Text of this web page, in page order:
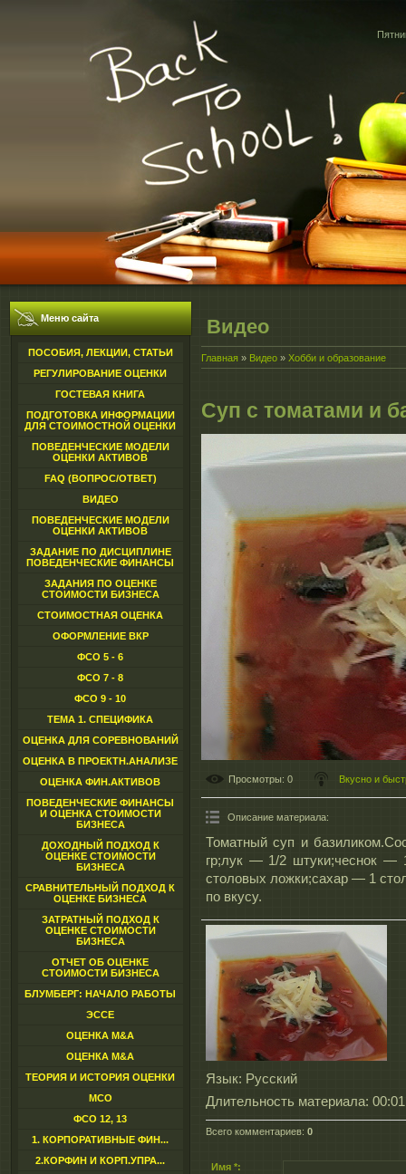
Меню сайта
ПОСОБИЯ, ЛЕКЦИИ, СТАТЬИ
РЕГУЛИРОВАНИЕ ОЦЕНКИ
ГОСТЕВАЯ КНИГА
ПОДГОТОВКА ИНФОРМАЦИИ
ДЛЯ СТОИМОСТНОЙ ОЦЕНКИ
ПОВЕДЕНЧЕСКИЕ МОДЕЛИ
ОЦЕНКИ АКТИВОВ
FAQ (ВОПРОС/ОТВЕТ)
ВИДЕО
ПОВЕДЕНЧЕСКИЕ МОДЕЛИ
ОЦЕНКИ АКТИВОВ
ЗАДАНИЕ ПО ДИСЦИПЛИНЕ
ПОВЕДЕНЧЕСКИЕ ФИНАНСЫ
ЗАДАНИЯ ПО ОЦЕНКЕ
СТОИМОСТИ БИЗНЕСА
СТОИМОСТНАЯ ОЦЕНКА
ОФОРМЛЕНИЕ ВКР
ФСО 5 - 6
ФСО 7 - 8
ФСО 9 - 10
ТЕМА 1. СПЕЦИФИКА
ОЦЕНКА ДЛЯ СОРЕВНОВАНИЙ
ОЦЕНКА В ПРОЕКТН.АНАЛИЗЕ
ОЦЕНКА ФИН.АКТИВОВ
ПОВЕДЕНЧЕСКИЕ ФИНАНСЫ
И ОЦЕНКА СТОИМОСТИ
БИЗНЕСА
ДОХОДНЫЙ ПОДХОД К
ОЦЕНКЕ СТОИМОСТИ
БИЗНЕСА
СРАВНИТЕЛЬНЫЙ ПОДХОД К
ОЦЕНКЕ БИЗНЕСА
ЗАТРАТНЫЙ ПОДХОД К
ОЦЕНКЕ СТОИМОСТИ
БИЗНЕСА
ОТЧЕТ ОБ ОЦЕНКЕ
СТОИМОСТИ БИЗНЕСА
БЛУМБЕРГ: НАЧАЛО РАБОТЫ
ЭССЕ
ОЦЕНКА M&A
ОЦЕНКА M&A
ТЕОРИЯ И ИСТОРИЯ ОЦЕНКИ
МСО
ФСО 12, 13
1. КОРПОРАТИВНЫЕ ФИН...
2.КОРФИН И КОРП.УПРА...
Видео
Главная » Видео » Хобби и образование
Суп с томатами и
Просмотры: 0 Вкусно и
Описание материала:
Томатный суп и
гр;лук — 1/2 штуки;чеснок —
столовых ложки;сахар — 1
по вкусу.
Язык: Русский
Длительность материала:
Всего комментариев: 0
Имя *: